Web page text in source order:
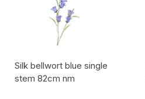
Silk bellwort blue single
stem 82cm nm